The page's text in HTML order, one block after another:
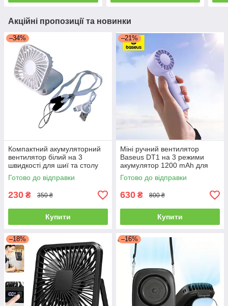
Акційні пропозиції та новинки
–34%
Компактний акумуляторний
вентилятор білий на 3
швидкості для шиї та столу
YH6
Готово до відправки
230 ₴ 350 ₴
Купити
–21%
Міні ручний вентилятор
Baseus DT1 на 3 режими
акумулятор 1200 mAh для
дому та поїздок
Готово до відправки
630 ₴ 800 ₴
Купити
–18% –16%